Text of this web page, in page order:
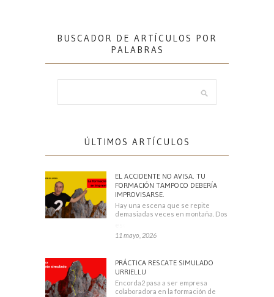
BUSCADOR DE ARTÍCULOS POR
PALABRAS
ÚLTIMOS ARTÍCULOS
EL ACCIDENTE NO AVISA. TU
FORMACIÓN TAMPOCO DEBERÍA
IMPROVISARSE.
Hay una escena que se repite
demasiadas veces en montaña. Dos
11 mayo, 2026
PRÁCTICA RESCATE SIMULADO
URRIELLU
Encorda2 pasa a ser empresa
colaboradora en la formación de